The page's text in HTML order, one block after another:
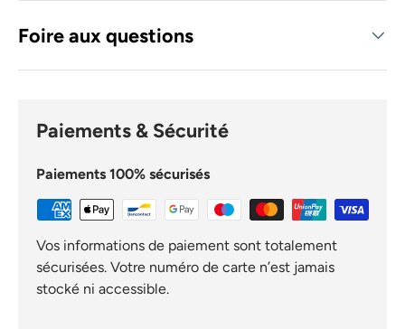
Foire aux questions
Paiements & Sécurité
Paiements 100% sécurisés
Vos informations de paiement sont totalement
sécurisées. Votre numéro de carte n’est jamais
stocké ni accessible.